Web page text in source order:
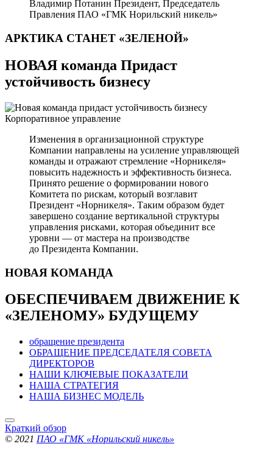
Владимир Потанин Президент, Председатель
Правления ПАО «ГМК Норильский никель»
АРКТИКА СТАНЕТ «ЗЕЛЕНОЙ»
НОВАЯ команда Придаст
устойчивость бизнесу
Корпоративное управление
Изменения в организационной структуре
Компании направлены на усиление управляющей
команды и отражают стремление «Норникеля»
повысить надежность и эффективность бизнеса.
Принято решение о формировании нового
Комитета по рискам, который возглавит
Президент «Норникеля». Таким образом будет
завершено создание вертикальной структуры
управления рисками, которая объединит все
уровни — от мастера на производстве
до Президента Компании.
НОВАЯ КОМАНДА
ОБЕСПЕЧИВАЕМ ДВИЖЕНИЕ К
«ЗЕЛЕНОМУ» БУДУЩЕМУ
обращение президента
ОБРАЩЕНИЕ ПРЕДСЕДАТЕЛЯ СОВЕТА
ДИРЕКТОРОВ
НАШИ КЛЮЧЕВЫЕ ПОКАЗАТЕЛИ
НАША СТРАТЕГИЯ
НАША БИЗНЕС МОДЕЛЬ
Краткий обзор
© 2021 ПАО «ГМК «Норильский никель»